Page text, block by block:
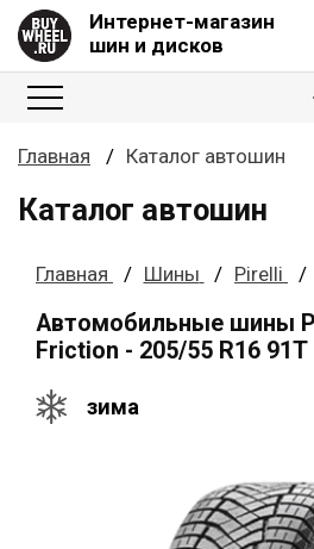
Интернет-магазин
шин и дисков
Главная Каталог автошин
Каталог автошин
Главная Шины Pirelli
Автомобильные шины
Friction - 205/55 R16 91T
зима